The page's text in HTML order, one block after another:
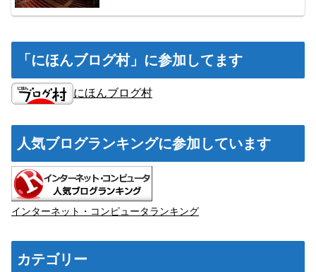
「にほんブログ村」に参加してます
にほんブログ村
人気ブログランキングに参加しています
インターネット・コンピュータランキング
カテゴリー